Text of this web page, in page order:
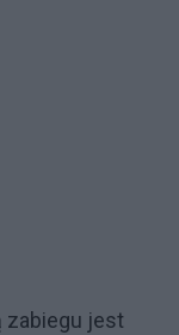
zabiegu jest